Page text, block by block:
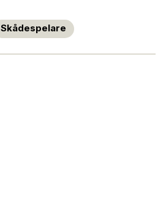
Skådespelare